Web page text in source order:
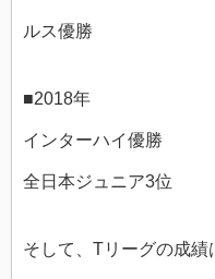
ルス優勝
■2018年
インターハイ優勝
全日本ジュニア3位
そして、Tリーグの成績